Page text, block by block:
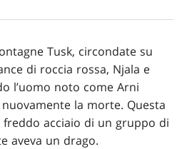
Tusk, circondate su
di roccia rossa, Njala e
l’uomo noto come Arni
la morte. Questa
acciaio di un gruppo di
aveva un drago.